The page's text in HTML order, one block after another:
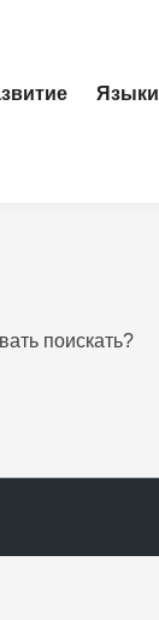
Языки
поискать?